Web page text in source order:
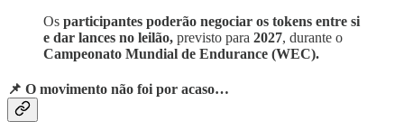
Os participantes poderão negociar os tokens entre si
e dar lances no leilão, previsto para 2027, durante o
Campeonato Mundial de Endurance (WEC).
📌 O movimento não foi por acaso…